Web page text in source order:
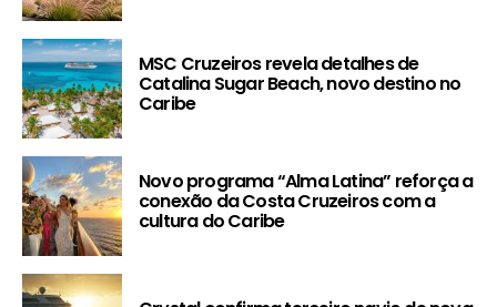
MSC Cruzeiros revela detalhes de
Catalina Sugar Beach, novo destino no
Caribe
Novo programa “Alma Latina” reforça a
conexão da Costa Cruzeiros com a
cultura do Caribe